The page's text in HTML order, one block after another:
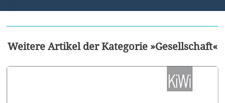
Weitere Artikel der Kategorie »Gesellschaft«